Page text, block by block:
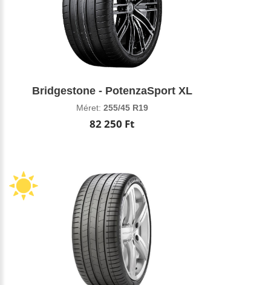
Bridgestone - PotenzaSport XL
Méret: 255/45 R19
82 250 Ft